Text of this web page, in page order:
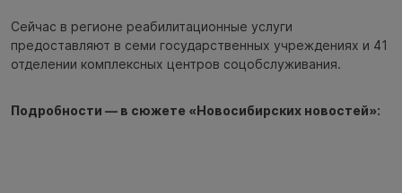
Сейчас в регионе реабилитационные услуги
предоставляют в семи государственных учреждениях и 41
отделении комплексных центров соцобслуживания.
Подробности — в сюжете «Новосибирских новостей»: